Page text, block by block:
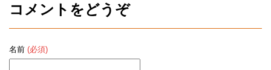
コメントをどうぞ
名前 (必須)